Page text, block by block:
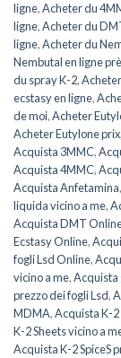
ligne,Acheter du
ligne,Acheter du
ligne,Acheter du
Nembutal en ligne
du spray K-2,
ecstasy en ligne,
de moi,Acheter
Acheter Eutylone prix,
Acquista 3MMC,
Acquista 4MMC,
Acquista Anfetamina,
liquida vicino a me,
Acquista DMT
Ecstasy Online,
fogli Lsd Online,
vicino a me,Acquista
prezzo dei fogli Lsd,
MDMA,Acquista K-2
K-2 Sheets vicino a
Acquista K-2 SpiceS